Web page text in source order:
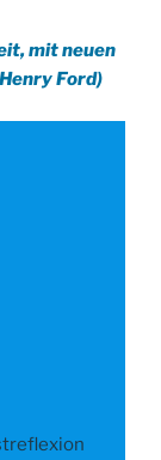
mit neuen
Ford)